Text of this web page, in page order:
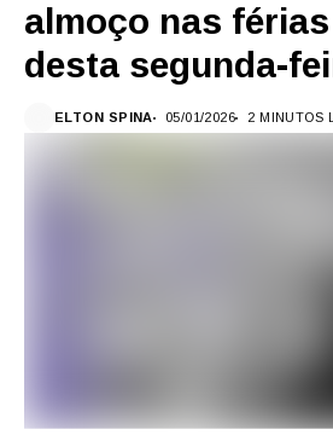
almoço nas
desta segunda-
ELTON SPINA 05/01/2026 2 MINUTOS